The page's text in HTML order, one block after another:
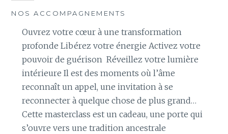
NOS ACCOMPAGNEMENTS
Ouvrez votre cœur à une transformation
profonde Libérez votre énergie Activez votre
pouvoir de guérison Réveillez votre lumière
intérieure Il est des moments où l’âme
reconnaît un appel, une invitation à se
reconnecter à quelque chose de plus grand…
Cette masterclass est un cadeau, une porte qui
s’ouvre vers une tradition ancestrale